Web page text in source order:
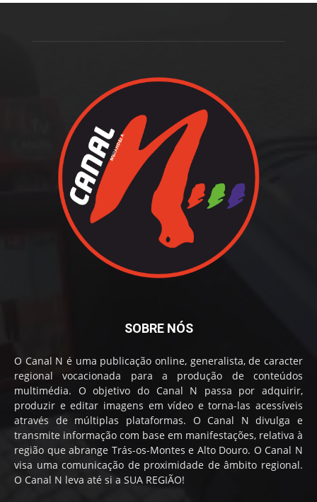
SOBRE NÓS
O Canal N é uma publicação online, generalista, de caracter
regional vocacionada para a produção de conteúdos
multimédia. O objetivo do Canal N passa por adquirir,
produzir e editar imagens em vídeo e torna-las acessíveis
através de múltiplas plataformas. O Canal N divulga e
transmite informação com base em manifestações, relativa à
região que abrange Trás-os-Montes e Alto Douro. O Canal N
visa uma comunicação de proximidade de âmbito regional.
O Canal N leva até si a SUA REGIÃO!